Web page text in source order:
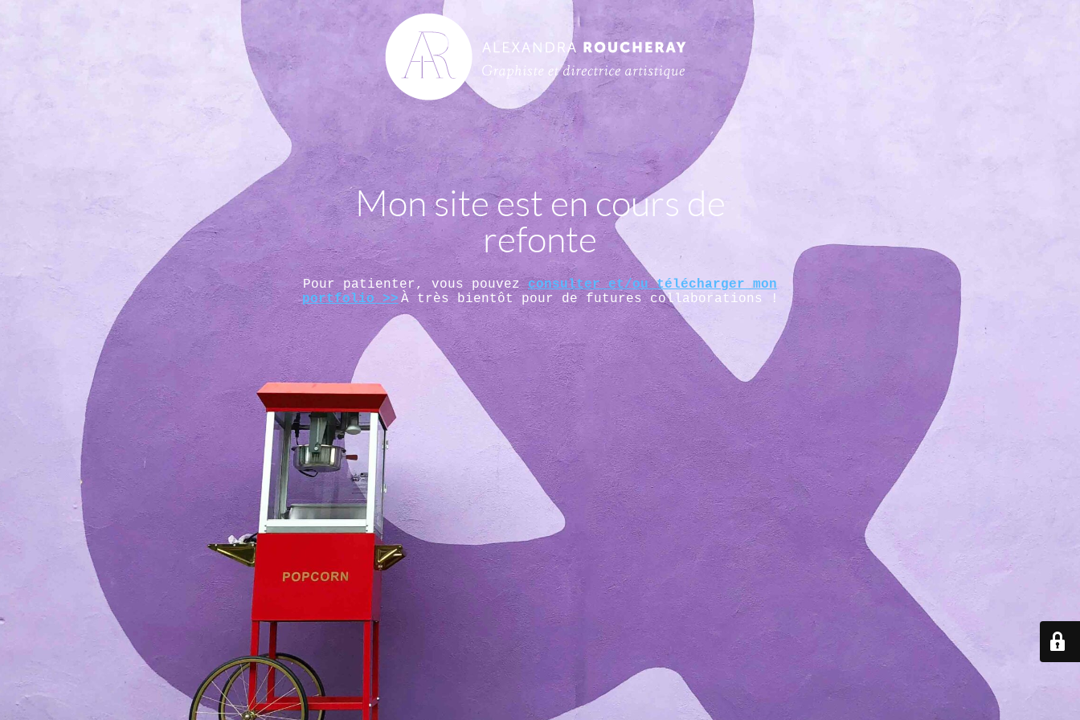
Mon site est en cours de
refonte
Pour patienter, vous pouvezconsulter et/ou télécharger mon
portfolio >> À très bientôt pour de futures collaborations !